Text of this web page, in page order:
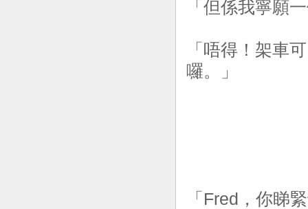
「但係我寧願
「唔得！架車
囉。」
「Fred，你睇